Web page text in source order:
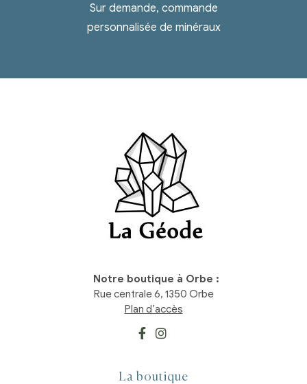
Sur demande, commande
personnalisée de minéraux
La boutique
Notre boutique à Orbe :
Rue centrale 6, 1350 Orbe
Plan d’accès